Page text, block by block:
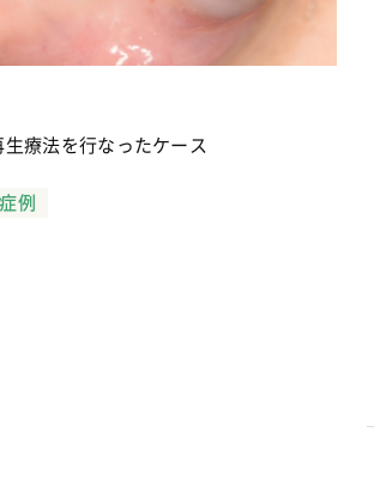
生療法を行なったケース
例